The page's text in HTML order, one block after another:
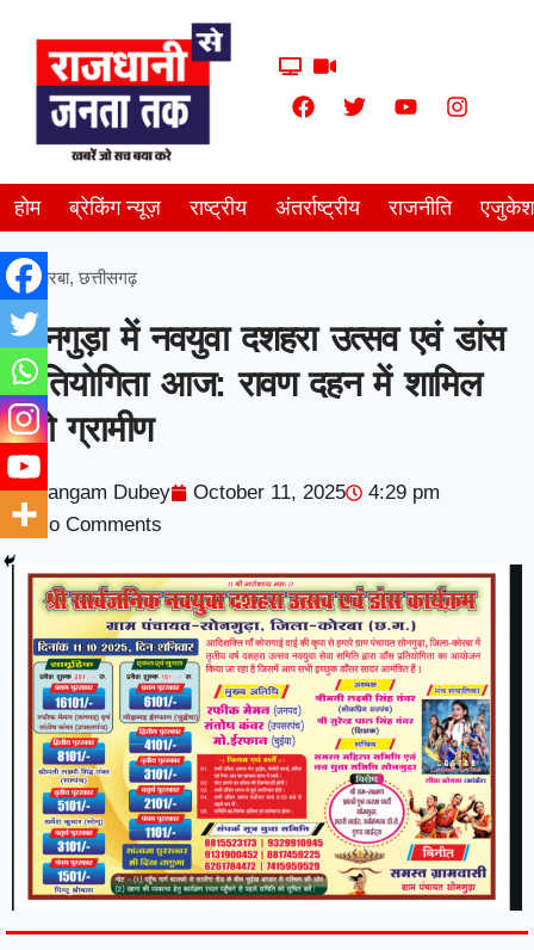
होम ब्रेकिंग न्यूज़ राष्ट्रीय अंतर्राष्ट्रीय राजनीति
कोरबा,छत्तीसगढ़
सोनगुड़ा में नवयुवा दशहरा उत्सव एवं डांस
प्रतियोगिता आज: रावण दहन में शामिल
होंगे ग्रामीण
Sangam Dubey October 11, 2025
4:29 pm
No Comments